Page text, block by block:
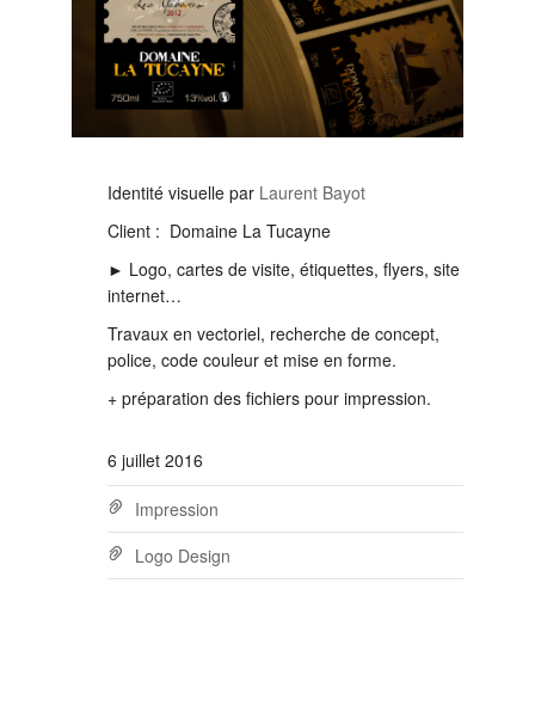
Identité visuelle par Laurent Bayot
Client : Domaine La Tucayne
► Logo, cartes de visite, étiquettes, flyers, site
internet…
Travaux en vectoriel, recherche de concept,
police, code couleur et mise en forme.
+ préparation des fichiers pour impression.
6 juillet 2016
Impression
Logo Design